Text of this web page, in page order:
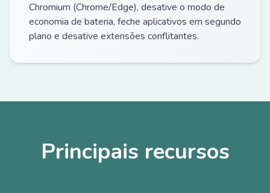
Chromium (Chrome/Edge), desative o modo de
economia de bateria, feche aplicativos em segundo
plano e desative extensões conflitantes.
Principais recursos